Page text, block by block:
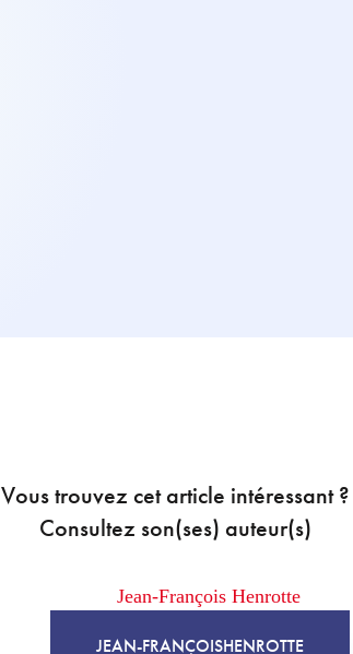
Vous trouvez cet article intéressant ?
Consultez son(ses) auteur(s)
JEAN-FRANÇOISHENROTTE